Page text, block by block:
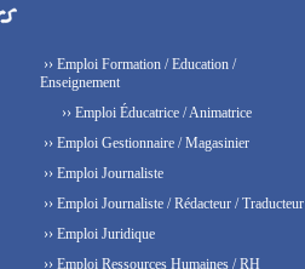
›› Emploi Formation / Education /
Enseignement
›› Emploi Éducatrice / Animatrice
›› Emploi Gestionnaire / Magasinier
›› Emploi Journaliste
›› Emploi Journaliste / Rédacteur / Traducteur
›› Emploi Juridique
›› Emploi Ressources Humaines / RH